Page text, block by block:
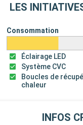
LES
Consommation
Éclairage LED
Système CVC
Boucles de
chaleur
INFOS